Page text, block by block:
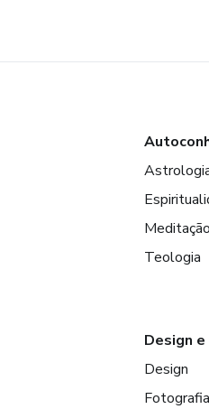
Meditação
Teologia
Design
Design
Fotografia